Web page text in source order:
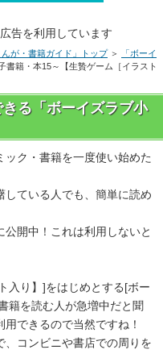
告を利用しています
が・書籍ガイド」トップ＞
「ボーイ
書籍・本15～【生贄ゲーム［イラスト
る「ボーイズラブ小
ク・書籍を一度使い始めた
ている人でも、簡単に読め
開中！これは利用しないと
入り】]をはじめとする[ボー
籍を読む人が急増中だと聞
できるので当然ですね！
、コンビニや書店での周りを